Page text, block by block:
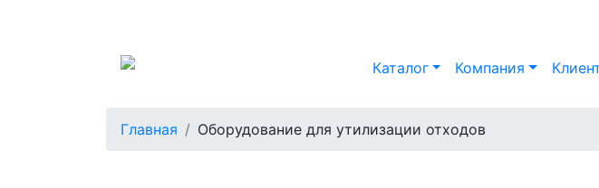
Каталог Компания
Главная Оборудование для утилизации отходов